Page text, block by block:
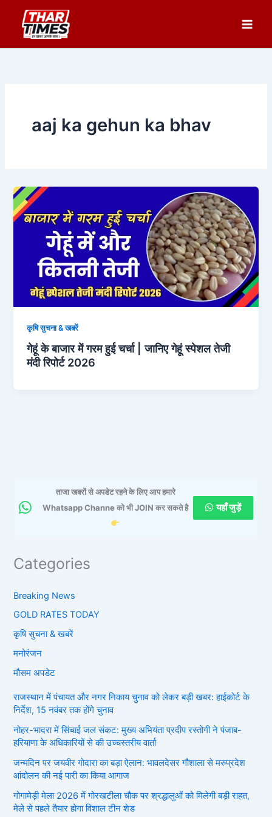
content
aaj ka gehun ka bhav
कृषि सुचना & खबरें
गेहूं के बाजार में गरम हुई चर्चा | जानिए गेहूं स्पेशल तेजी
मंदी रिपोर्ट 2026
ताजा खबरों से अपडेट रहने के लिए आप हमारे
Whatsapp Channe को भी JOIN कर सकते है
यहाँ जुड़ें
Categories
Breaking News
GOLD RATES TODAY
कृषि सुचना & खबरें
मनोरंजन
मौसम अपडेट
राजस्थान में पंचायत और नगर निकाय चुनाव को लेकर बड़ी खबर: हाईकोर्ट के
निर्देश, 15 नवंबर तक होंगे चुनाव
नोहर-भादरा में सिंचाई जल संकट: मुख्य अभियंता प्रदीप रस्तोगी ने पंजाब-
हरियाणा के अधिकारियों से की उच्चस्तरीय वार्ता
जन्मदिन पर जयवीर गोदारा का बड़ा ऐलान: भावलदेसर गौशाला से मरुप्रदेश
आंदोलन की नई पारी का किया आगाज
गोगामेड़ी मेला 2026 में गोरखटीला चौक पर श्रद्धालुओं को मिलेगी बड़ी राहत,
मेले से पहले तैयार होगा विशाल टीन शेड